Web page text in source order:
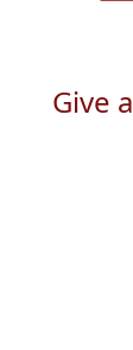
Give